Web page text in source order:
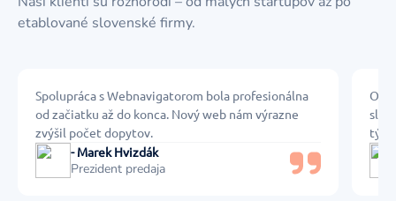
etablované slovenské firmy.
Spolupráca s Webnavigatorom bola profesionálna
od začiatku až do konca. Nový web nám výrazne
zvýšil počet dopytov.
- Marek Hvizdák
Prezident predaja